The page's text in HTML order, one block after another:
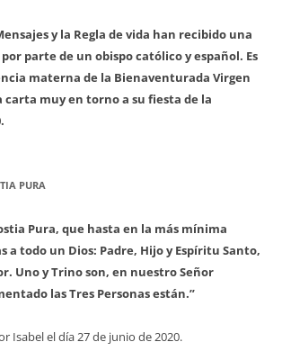
y la Regla de vida han recibido una
parte de un obispo católico y español. Es
materna de la Bienaventurada Virgen
carta muy en torno a su fiesta de la
PURA
Pura, que hasta en la más mínima
a todo un Dios: Padre, Hijo y Espíritu Santo,
Uno y Trino son, en nuestro Señor
las Tres Personas están.”
Isabel el día 27 de junio de 2020.